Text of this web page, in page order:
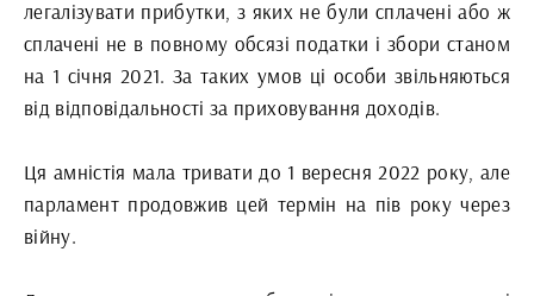
легалізувати прибутки, з яких не були сплачені або ж
сплачені не в повному обсязі податки і збори станом
на 1 січня 2021. За таких умов ці особи звільняються
від відповідальності за приховування доходів.
Ця амністія мала тривати до 1 вересня 2022 року, але
парламент продовжив цей термін на пів року через
війну.